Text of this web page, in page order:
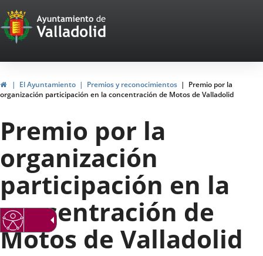
Portal
Web
del
Ayuntamiento
de
Valladolid
HomeEl Ayuntamiento Premios y reconocimientos
Premio por la
organización participación en la concentración de Motos de Valladolid
Premio por la
organización
participación en la
concentración de
Motos de Valladolid